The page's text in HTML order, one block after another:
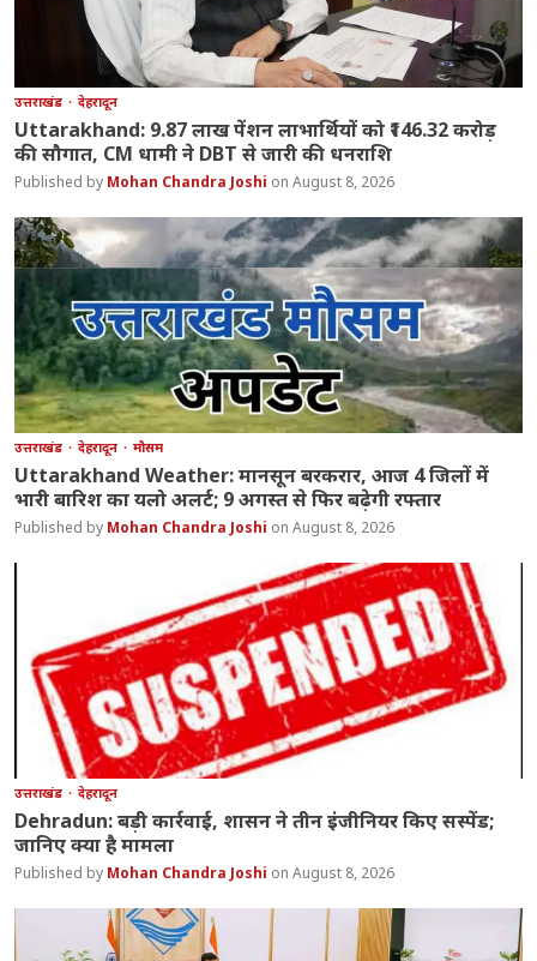
उत्तराखंड देहरादून
Uttarakhand: 9.87 लाख पेंशन लाभार्थियों को ₹146.32 करोड़
की सौगात, CM धामी ने DBT से जारी की धनराशि
Mohan Chandra Joshi August 8, 2026
उत्तराखंड देहरादून मौसम
Uttarakhand Weather: मानसून बरकरार, आज 4 जिलों में
भारी बारिश का यलो अलर्ट; 9 अगस्त से फिर बढ़ेगी रफ्तार
Mohan Chandra Joshi August 8, 2026
उत्तराखंड देहरादून
Dehradun: बड़ी कार्रवाई, शासन ने तीन इंजीनियर किए सस्पेंड;
जानिए क्या है मामला
Mohan Chandra Joshi August 8, 2026